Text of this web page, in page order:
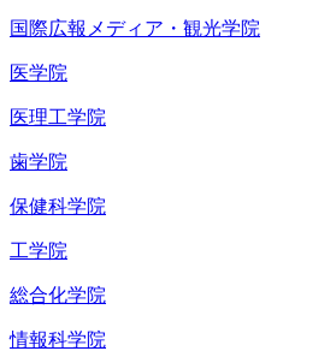
国際広報メディア・観光学院
医学院
医理工学院
歯学院
保健科学院
工学院
総合化学院
情報科学院